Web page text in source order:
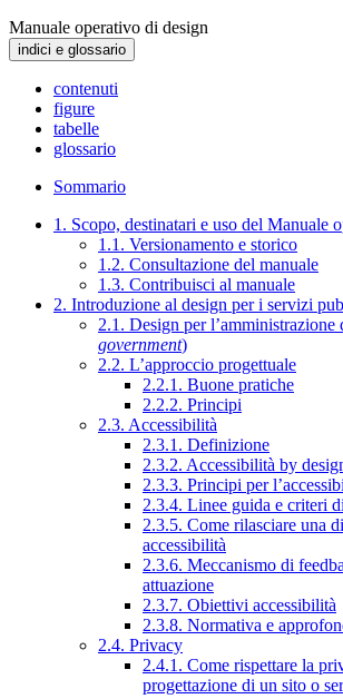
Manuale operativo di design
indici e glossario
contenuti
figure
tabelle
glossario
Sommario
1. Scopo, destinatari e uso del Manuale
1.1. Versionamento e storico
1.2. Consultazione del manuale
1.3. Contribuisci al manuale
2. Introduzione al design per i servizi
2.1. Design per l’amministrazione
government)
2.2. L’approccio progettuale
2.2.1. Buone pratiche
2.2.2. Principi
2.3. Accessibilità
2.3.1. Definizione
2.3.2. Accessibilità by
2.3.3. Principi per
2.3.4. Linee guida e criteri
2.3.5. Come rilasciare una
accessibilità
2.3.6. Meccanismo di
attuazione
2.3.7. Obiettivi accessibilità
2.3.8. Normativa e
2.4. Privacy
2.4.1. Come rispettare la
progettazione di un sito o